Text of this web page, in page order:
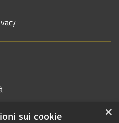
×
sui cookie